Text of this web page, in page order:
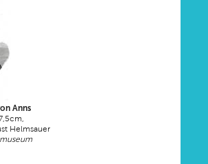
Anns
Helmsauer